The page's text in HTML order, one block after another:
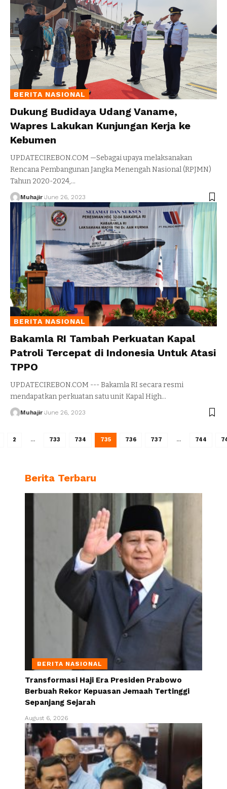
BERITA NASIONAL
Dukung Budidaya Udang Vaname,
Wapres Lakukan Kunjungan Kerja ke
Kebumen
UPDATECIREBON.COM —Sebagai upaya melaksanakan
Rencana Pembangunan Jangka Menengah Nasional (RPJMN)
Tahun 2020-2024,…
Muhajir June 26, 2023
BERITA NASIONAL
Bakamla RI Tambah Perkuatan Kapal
Patroli Tercepat di Indonesia Untuk Atasi
TPPO
UPDATECIREBON.COM --- Bakamla RI secara resmi
mendapatkan perkuatan satu unit Kapal High…
Muhajir June 26, 2023
2 … 733 734 735 736 737 … 744
Berita Terbaru
BERITA NASIONAL
Transformasi Haji Era Presiden Prabowo
Berbuah Rekor Kepuasan Jemaah Tertinggi
Sepanjang Sejarah
August 6, 2026